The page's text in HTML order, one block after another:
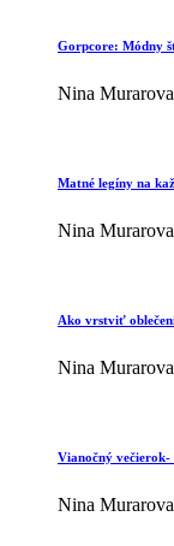
Gorpcore: Módny
Nina Murarova
Matné legíny na
Nina Murarova
Ako vrstviť
Nina Murarova
Vianočný večierok-
Nina Murarova